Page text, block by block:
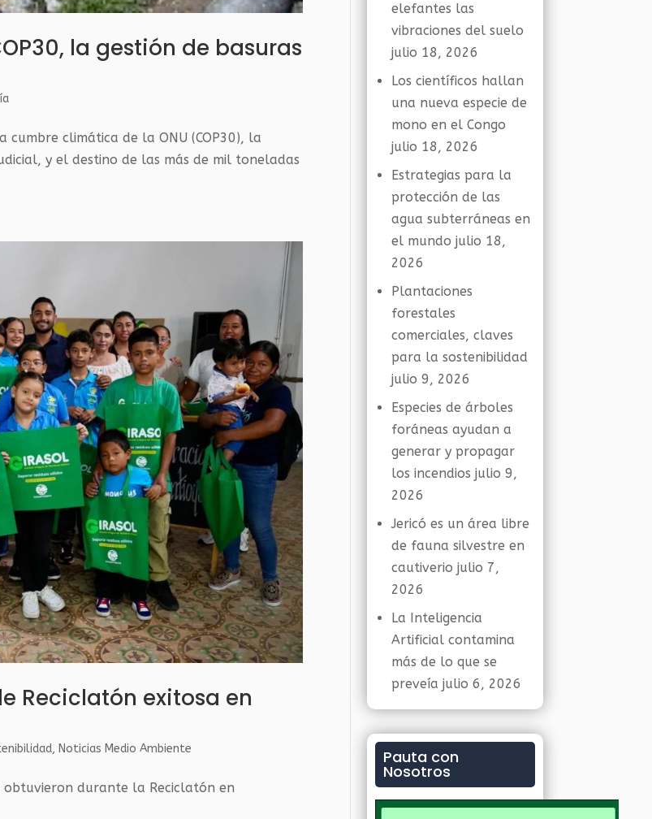
la gestión de basuras
cumbre climática de la ONU (COP30), la
y el destino de las más de mil toneladas
Reciclatón exitosa en
, Noticias Medio Ambiente
obtuvieron durante la Reciclatón en
elefantes las
vibraciones del suelo
julio 18, 2026
Los científicos hallan
una nueva especie de
mono en el Congo
julio 18, 2026
Estrategias para la
protección de las
agua subterráneas en
el mundo julio 18,
2026
Plantaciones
forestales
comerciales, claves
para la sostenibilidad
julio 9, 2026
Especies de árboles
foráneas ayudan a
generar y propagar
los incendios julio 9,
2026
Jericó es un área libre
de fauna silvestre en
cautiverio julio 7,
2026
La Inteligencia
Artificial contamina
más de lo que se
preveía julio 6, 2026
Pauta con
Nosotros